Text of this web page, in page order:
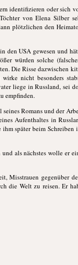
identifizieren oder sich
von Elena Silber
plötzlichen den
in den USA gewesen und
würden solche
Die Risse dazwischen
nicht besonders
liege in Russland, sei
empfinden.
Romans und der
Aufenthaltes in
später beim Schreiben
als nächstes wolle er
Misstrauen gegenüber
die Welt zu reisen. Er